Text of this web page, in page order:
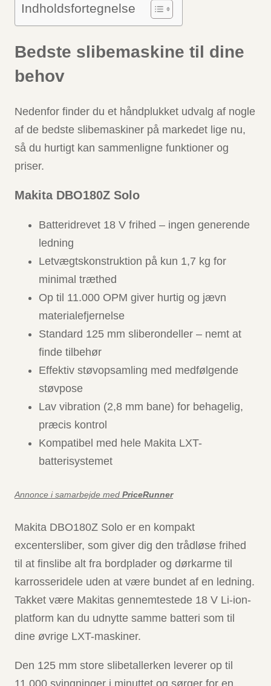
Indholdsfortegnelse
Bedste slibemaskine til dine
behov
Nedenfor finder du et håndplukket udvalg af nogle
af de bedste slibemaskiner på markedet lige nu,
så du hurtigt kan sammenligne funktioner og
priser.
Makita DBO180Z Solo
Batteridrevet 18 V frihed – ingen generende
ledning
Letvægtskonstruktion på kun 1,7 kg for
minimal træthed
Op til 11.000 OPM giver hurtig og jævn
materialefjernelse
Standard 125 mm sliberondeller – nemt at
finde tilbehør
Effektiv støvopsamling med medfølgende
støvpose
Lav vibration (2,8 mm bane) for behagelig,
præcis kontrol
Kompatibel med hele Makita LXT-
batterisystemet
Annonce i samarbejde med PriceRunner
Makita DBO180Z Solo er en kompakt
excentersliber, som giver dig den trådløse frihed
til at finslibe alt fra bordplader og dørkarme til
karrosseridele uden at være bundet af en ledning.
Takket være Makitas gennemtestede 18 V Li-ion-
platform kan du udnytte samme batteri som til
dine øvrige LXT-maskiner.
Den 125 mm store slibetallerken leverer op til
11.000 svingninger i minuttet og sørger for en